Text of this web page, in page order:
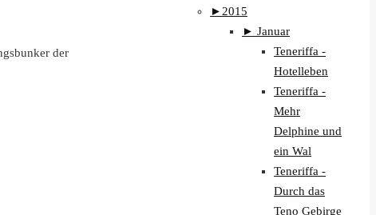
der
► 2015
► Januar
Teneriffa -
Hotelleben
Teneriffa -
Mehr
Delphine und
ein Wal
Teneriffa -
Durch das
Teno Gebirge